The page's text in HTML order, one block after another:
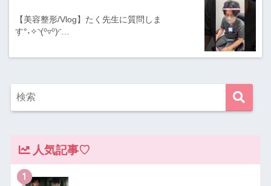
【美容整形/Vlog】たく先生に質問しま
す°˖✧◝(⁰▿⁰)◜…
人気記事♡
1